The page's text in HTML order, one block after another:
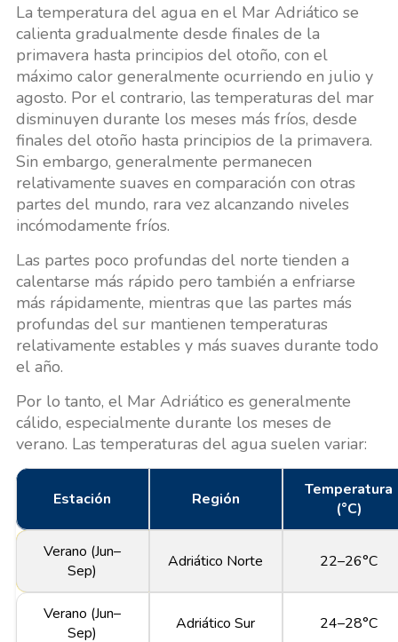
La temperatura del agua en el Mar Adriático se
calienta gradualmente desde finales de la
primavera hasta principios del otoño, con el
máximo calor generalmente ocurriendo en julio y
agosto. Por el contrario, las temperaturas del mar
disminuyen durante los meses más fríos, desde
finales del otoño hasta principios de la primavera.
Sin embargo, generalmente permanecen
relativamente suaves en comparación con otras
partes del mundo, rara vez alcanzando niveles
incómodamente fríos.
Las partes poco profundas del norte tienden a
calentarse más rápido pero también a enfriarse
más rápidamente, mientras que las partes más
profundas del sur mantienen temperaturas
relativamente estables y más suaves durante todo
el año.
Por lo tanto, el Mar Adriático es generalmente
cálido, especialmente durante los meses de
verano. Las temperaturas del agua suelen variar:
Estación Región
Temperatura
(°C)
Verano (Jun–
Sep)
Adriático Norte 22–26°C
Verano (Jun–
Sep)
Adriático Sur 24–28°C